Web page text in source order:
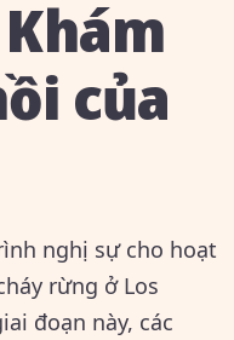
của
nghị sự cho hoạt
rừng ở Los
đoạn này, các